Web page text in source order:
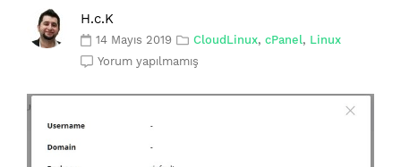
H.c.K
14 Mayıs 2019 CloudLinux,cPanel, Linux
Yorum yapılmamış